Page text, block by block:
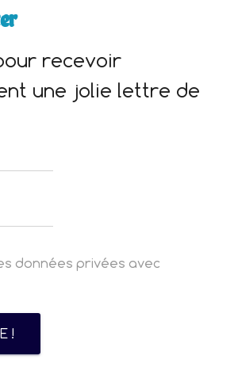
recevoir
une jolie lettre de
données privées avec